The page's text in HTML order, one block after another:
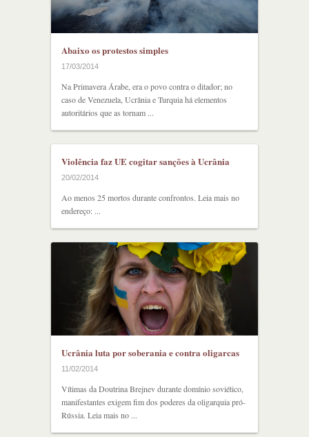
Abaixo os protestos simples
17/03/2014
Na Primavera Árabe, era o povo contra o ditador; no
caso de Venezuela, Ucrânia e Turquia há elementos
autoritários que as tornam ...
Violência faz UE cogitar sanções à Ucrânia
20/02/2014
Ao menos 25 mortos durante confrontos. Leia mais no
endereço: ...
Ucrânia luta por soberania e contra oligarcas
11/02/2014
Vítimas da Doutrina Brejnev durante domínio soviético,
manifestantes exigem fim dos poderes da oligarquia pró-
Rússia. Leia mais no ...